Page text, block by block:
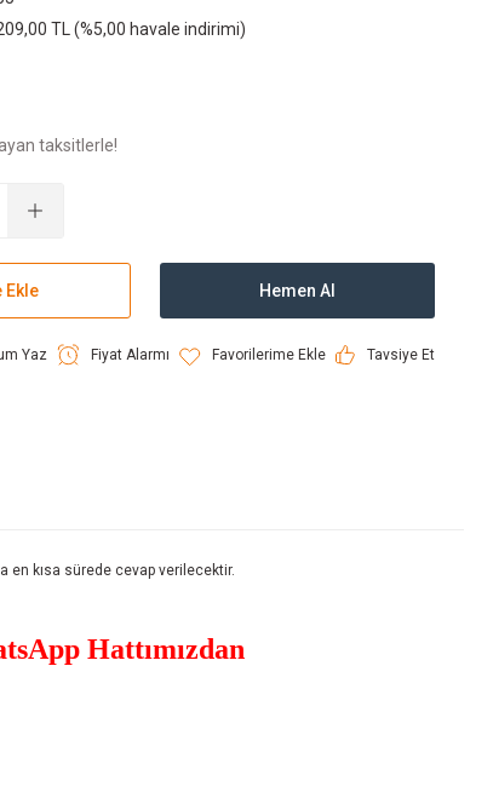
TL (%5,00 havale indirimi)
taksitlerle!
Ekle Hemen Al
Yaz Fiyat Alarmı Tavsiye Et
en kısa sürede cevap verilecektir.
Hattımızdan